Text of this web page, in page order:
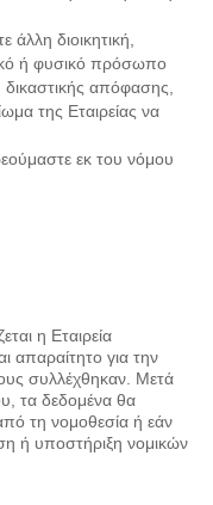
διοικητική,
ή φυσικό πρόσωπο
απόφασης,
της Εταιρείας να
εκ του νόμου
η Εταιρεία
απαραίτητο για την
συλλέχθηκαν. Μετά
τα δεδομένα θα
τη νομοθεσία ή εάν
ή υποστήριξη νομικών